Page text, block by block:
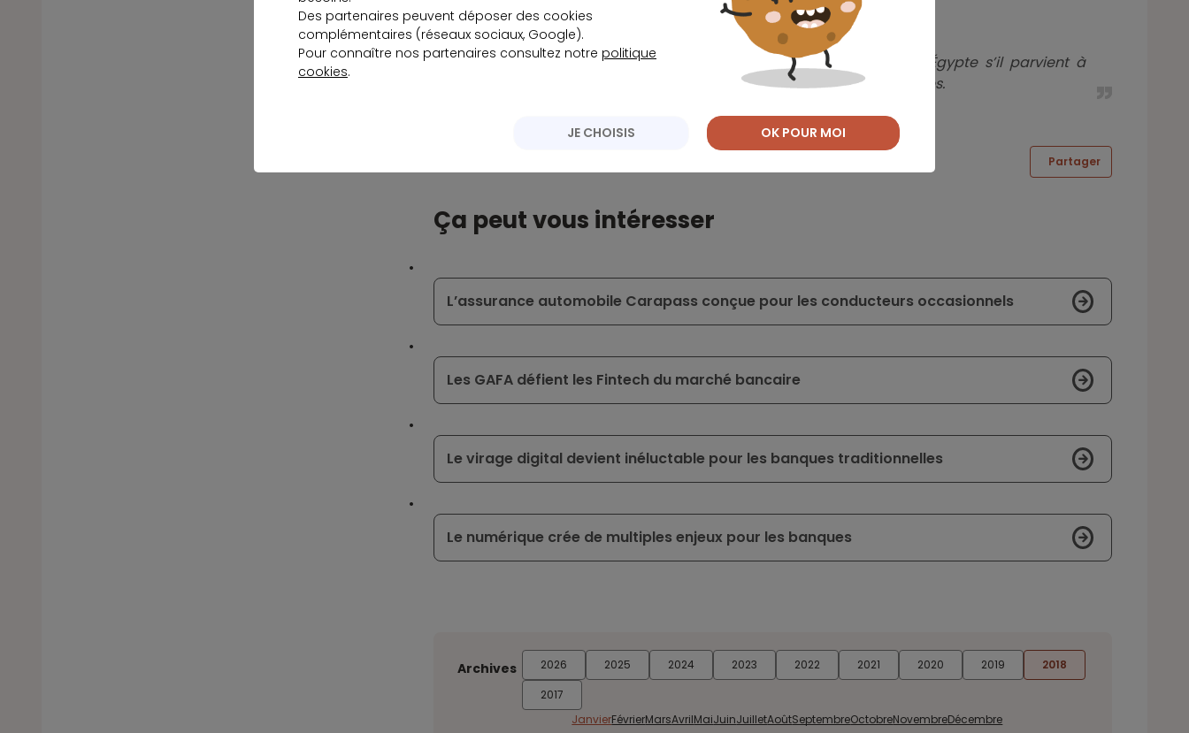
Néanmoins, l’expert renchérit qu’AXA
dispose en revanche d’un avantage certain au Nigeria et en Égypte s’il parvient à
déployer les armes qui ont fait son succès sur des marchés matures.
Partager
Ça peut vous intéresser
L’assurance automobile Carapass conçue pour les conducteurs occasionnels
Les GAFA défient les Fintech du marché bancaire
Le virage digital devient inéluctable pour les banques traditionnelles
Le numérique crée de multiples enjeux pour les banques
Archives 2026 2025 2024 2023 2022 2021 2020 2019
2018
2017
JanvierFévrierMarsAvrilMaiJuinJuilletAoûtSeptembreOctobreNovembreDécembre
Des partenaires peuvent déposer des cookies
complémentaires (réseaux sociaux, Google).
Pour connaître nos partenaires consultez notre politique
cookies.
JE CHOISIS OK POUR MOI